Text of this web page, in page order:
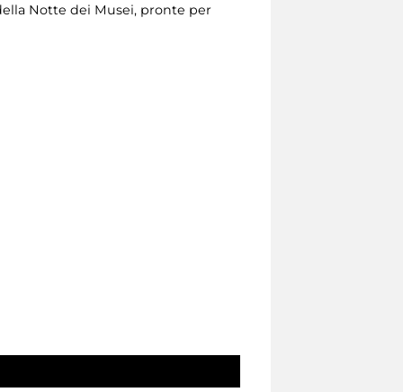
Notte dei Musei, pronte per